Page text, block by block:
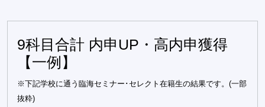
9科目合計 内申UP・高内申獲得
【一例】
※下記学校に通う臨海セミナー･セレクト在籍生の結果です。(一部
抜粋)